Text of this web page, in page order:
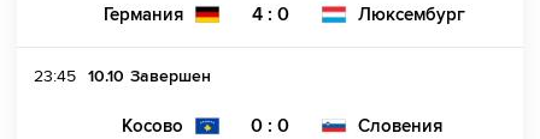
Германия 4 : 0 Люксембург
23:45 10.10 Завершен
Косово 0 : 0 Словения